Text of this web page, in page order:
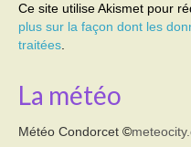
Ce site utilise Akismet pour
plus sur la façon dont les
traitées
La météo
Météo Condorcet ©